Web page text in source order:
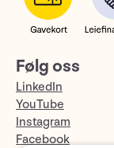
Følg oss
LinkedIn
YouTube
Instagram
Facebook